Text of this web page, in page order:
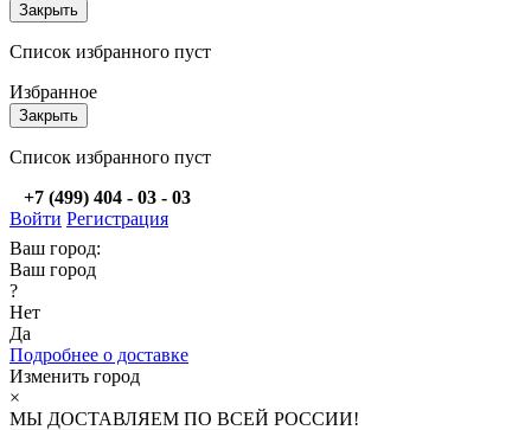
Закрыть
Список избранного пуст
Избранное
Закрыть
Список избранного пуст
+7 (499) 404 - 03 - 03
Войти Регистрация
Ваш город:
Ваш город
?
Нет
Да
Подробнее о доставке
Изменить город
×
МЫ ДОСТАВЛЯЕМ ПО ВСЕЙ РОССИИ!